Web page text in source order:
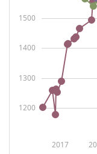
2017
1200
1300
1400
1500